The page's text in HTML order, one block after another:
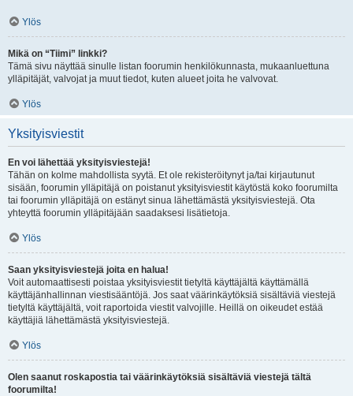
Ylös
Mikä on “Tiimi” linkki?
Tämä sivu näyttää sinulle listan foorumin henkilökunnasta, mukaanluettuna
ylläpitäjät, valvojat ja muut tiedot, kuten alueet joita he valvovat.
Ylös
Yksityisviestit
En voi lähettää yksityisviestejä!
Tähän on kolme mahdollista syytä. Et ole rekisteröitynyt ja/tai kirjautunut
sisään, foorumin ylläpitäjä on poistanut yksityisviestit käytöstä koko foorumilta
tai foorumin ylläpitäjä on estänyt sinua lähettämästä yksityisviestejä. Ota
yhteyttä foorumin ylläpitäjään saadaksesi lisätietoja.
Ylös
Saan yksityisviestejä joita en halua!
Voit automaattisesti poistaa yksityisviestit tietyltä käyttäjältä käyttämällä
käyttäjänhallinnan viestisääntöjä. Jos saat väärinkäytöksiä sisältäviä viestejä
tietyltä käyttäjältä, voit raportoida viestit valvojille. Heillä on oikeudet estää
käyttäjiä lähettämästä yksityisviestejä.
Ylös
Olen saanut roskapostia tai väärinkäytöksiä sisältäviä viestejä tältä
foorumilta!